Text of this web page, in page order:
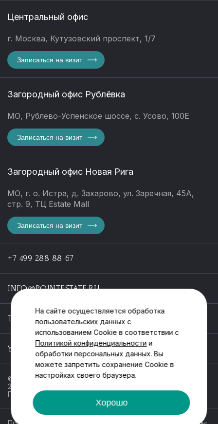
Центральный офис
г. Москва, Кутузовский проспект, 1/7
Записаться на визит
Загородный офис Рублёвка
МО, Рублево-Успенское шоссе, с. Усово, 100Е
Записаться на визит
Загородный офис Новая Рига
МО, г. о. Истра, д. Захарово, ул. Заречная, 45А,
стр. 9, ТЦ Estate Mall
Записаться на визит
+7 499 288 88 67
INFO@POINTESTATE.RU
TELEGRAM
YOUTUBE
© ООО «Пойнт эстейт», ИНН 55546464612,
2013-2025
Политика обработки персональных данных
На сайте осуществляется обработка
пользовательских данных с
использованием Cookie в соответствии с
Политикой конфиденциальности и
обработки персональных данных. Вы
можете запретить сохранение Cookie в
настройках своего браузера.
Хорошо